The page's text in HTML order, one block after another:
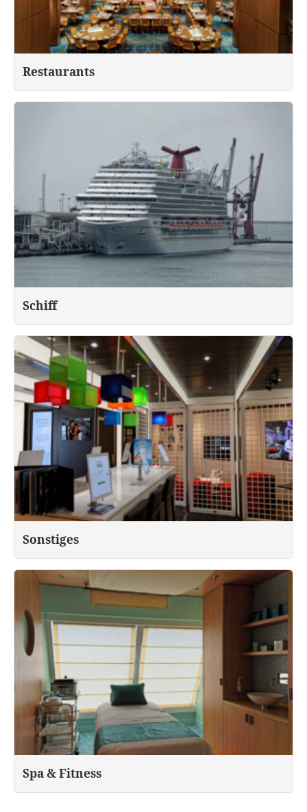
Restaurants
Schiff
Sonstiges
Spa & Fitness